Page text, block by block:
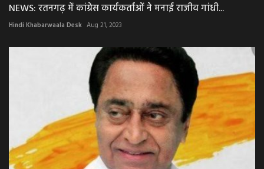
NEWS: रतनगढ़ में कांग्रेस कार्यकर्ताओं ने मनाई राजीव गांधी...
Hindi Khabarwaala Desk Aug 21, 2023